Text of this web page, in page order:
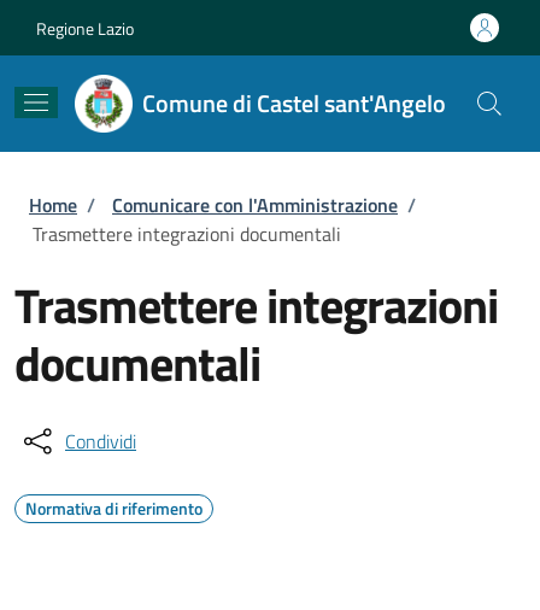
Regione Lazio
Comune di Castel sant'Angelo
Briciole di pane
Home / Comunicare con l'Amministrazione /
Trasmettere integrazioni documentali
Trasmettere integrazioni
documentali
Condividi
Normativa di riferimento